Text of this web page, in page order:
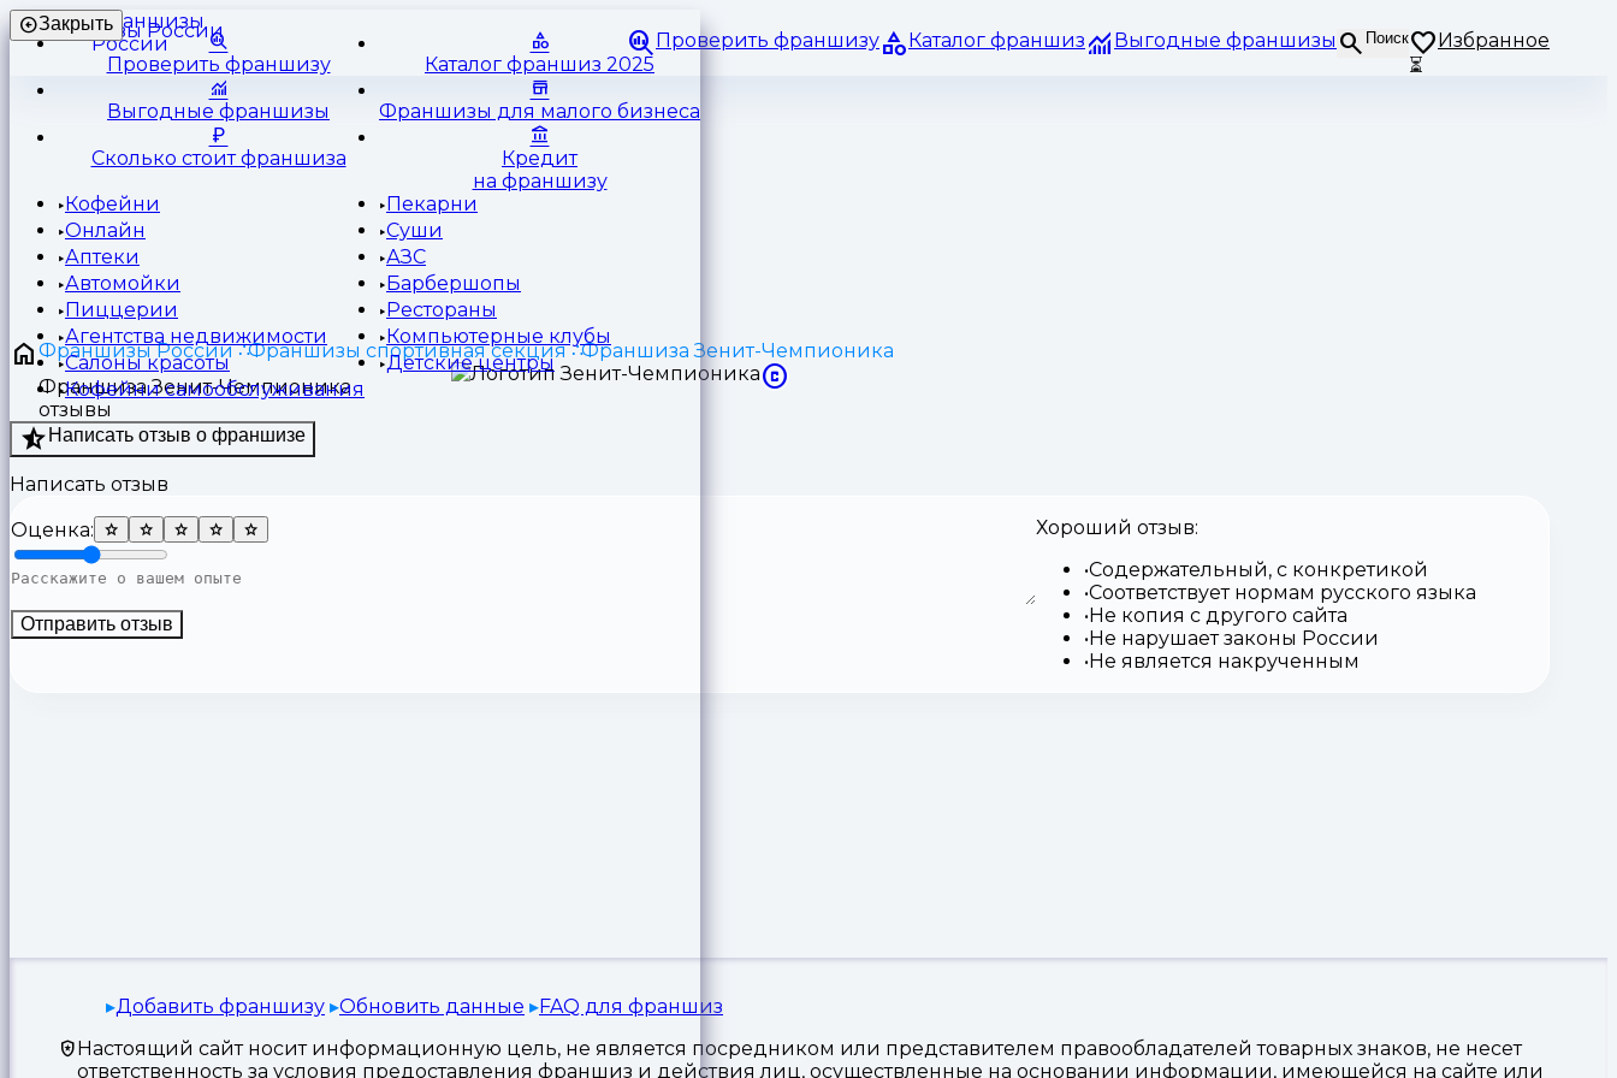
Франшизы
России
Проверить франшизу Каталог франшиз Выгодные франшизы Поиск
Избранное
⏳
Закрыть
Проверить франшизу Каталог франшиз 2025
Выгодные франшизы Франшизы для малого бизнеса
Сколько стоит франшиза
Кредит
на франшизу
Кофейни
Пекарни
Онлайн
Суши
Аптеки
АЗС
Автомойки
Барбершопы
Пиццерии
Рестораны
Агентства недвижимости
Компьютерные клубы
Салоны красоты
Детские центры
Кофейни самообслуживания
Франшизы России Франшизы спортивная секция
Франшиза Зенит-Чемпионика
Франшиза Зенит-Чемпионика
отзывы
Написать отзыв о франшизе
Написать отзыв
Оценка:
Отправить отзыв
Хороший отзыв:
Содержательный, с конкретикой
Соответствует нормам русского языка
Не копия с другого сайта
Не нарушает законы России
Не является накрученным
Добавить франшизу Обновить данные
FAQ для франшиз
Настоящий сайт носит информационную цель, не является посредником или представителем правообладателей товарных знаков, не несет
ответственность за условия предоставления франшиз и действия лиц, осуществленные на основании информации, имеющейся на сайте или